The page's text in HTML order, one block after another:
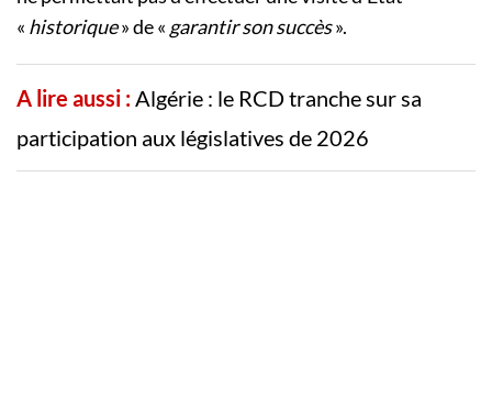
« historique» de « garantir son succès».
A lire aussi :Algérie : le RCD tranche sur sa
participation aux législatives de 2026